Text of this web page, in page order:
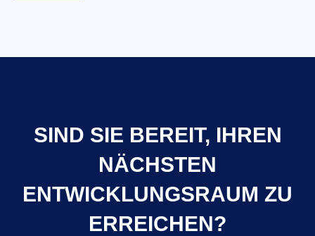
SIND SIE BEREIT, IHREN
NÄCHSTEN
ENTWICKLUNGSRAUM ZU
ERREICHEN?